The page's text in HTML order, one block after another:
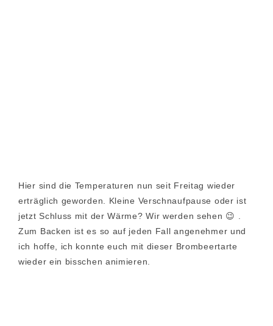
Hier sind die Temperaturen nun seit Freitag wieder
erträglich geworden. Kleine Verschnaufpause oder ist
jetzt Schluss mit der Wärme? Wir werden sehen 😉 .
Zum Backen ist es so auf jeden Fall angenehmer und
ich hoffe, ich konnte euch mit dieser Brombeertarte
wieder ein bisschen animieren.